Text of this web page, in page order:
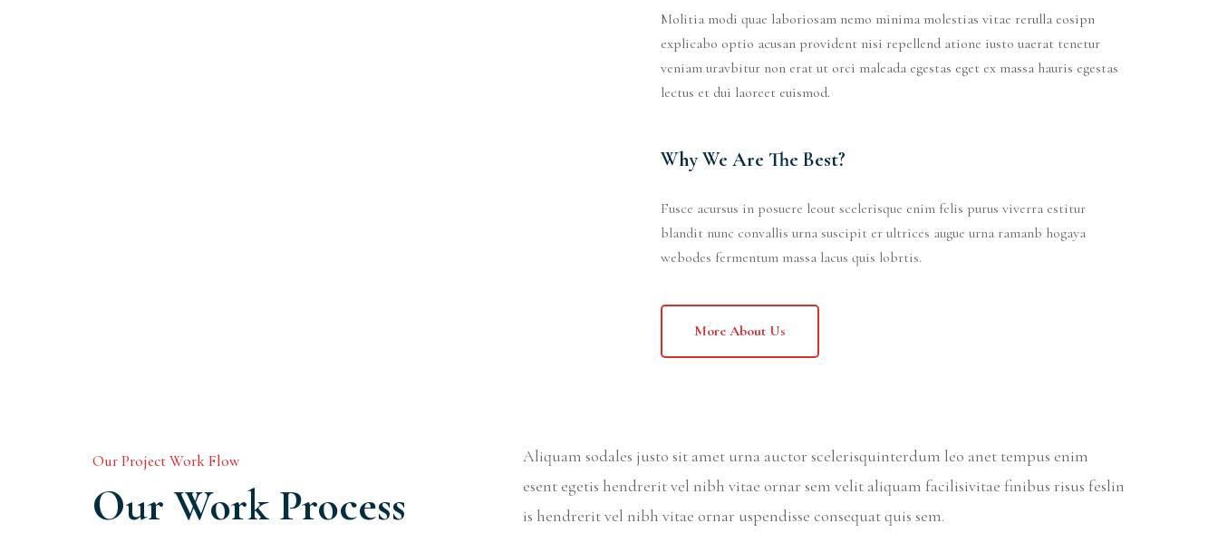
Molitia modi quae laboriosam nemo minima molestias vitae rerulla eosipn
explicabo optio acusan provident nisi repellend atione iusto uaerat tenetur
veniam uravbitur non erat ut orci maleada egestas eget ex massa hauris egestas
lectus et dui laoreet euismod.
Why We Are The Best?
Fusce acursus in posuere leout scelerisque enim felis purus viverra estitur
blandit nunc convallis urna suscipit er ultrices augue urna ramanb hogaya
webodes fermentum massa lacus quis lobrtis.
More About Us
Our Project Work Flow
Our Work Process
Aliquam sodales justo sit amet urna auctor scelerisquinterdum leo anet tempus enim
esent egetis hendrerit vel nibh vitae ornar sem velit aliquam facilisivitae finibus risus feslin
is hendrerit vel nibh vitae ornar uspendisse consequat quis sem.